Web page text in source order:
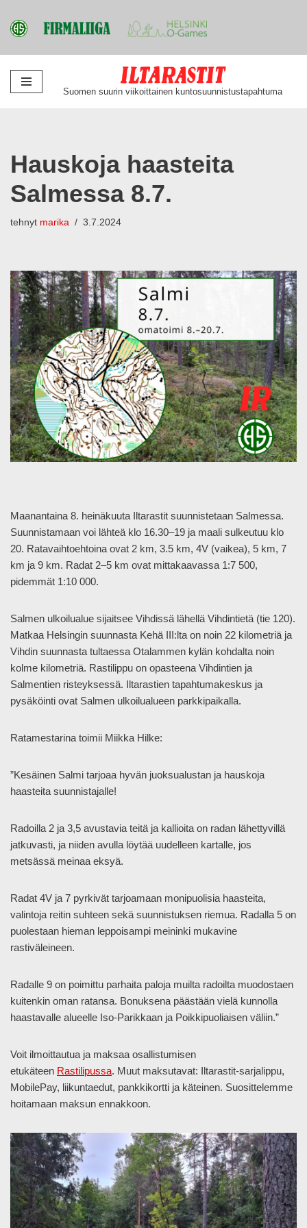
Siirry
Suomen suurin viikoittainen kuntosuunnistustapahtuma
Hauskoja haasteita
Salmessa 8.7.
tehnyt marika 3.7.2024
Maanantaina 8. heinäkuuta Iltarastit suunnistetaan Salmessa.
Suunnistamaan voi lähteä klo 16.30–19 ja maali sulkeutuu klo
20. Ratavaihtoehtoina ovat 2 km, 3.5 km, 4V (vaikea), 5 km, 7
km ja 9 km. Radat 2–5 km ovat mittakaavassa 1:7 500,
pidemmät 1:10 000.
Salmen ulkoilualue sijaitsee Vihdissä lähellä Vihdintietä (tie 120).
Matkaa Helsingin suunnasta Kehä III:lta on noin 22 kilometriä ja
Vihdin suunnasta tultaessa Otalammen kylän kohdalta noin
kolme kilometriä. Rastilippu on opasteena Vihdintien ja
Salmentien risteyksessä. Iltarastien tapahtumakeskus ja
pysäköinti ovat Salmen ulkoilualueen parkkipaikalla.
Ratamestarina toimii Miikka Hilke:
”Kesäinen Salmi tarjoaa hyvän juoksualustan ja hauskoja
haasteita suunnistajalle!
Radoilla 2 ja 3,5 avustavia teitä ja kallioita on radan lähettyvillä
jatkuvasti, ja niiden avulla löytää uudelleen kartalle, jos
metsässä meinaa eksyä.
Radat 4V ja 7 pyrkivät tarjoamaan monipuolisia haasteita,
valintoja reitin suhteen sekä suunnistuksen riemua. Radalla 5 on
puolestaan hieman leppoisampi meininki mukavine
rastiväleineen.
Radalle 9 on poimittu parhaita paloja muilta radoilta muodostaen
kuitenkin oman ratansa. Bonuksena päästään vielä kunnolla
haastavalle alueelle Iso-Parikkaan ja Poikkipuoliaisen väliin.”
Voit ilmoittautua ja maksaa osallistumisen
etukäteen Rastilipussa. Muut maksutavat: Iltarastit-sarjalippu,
MobilePay, liikuntaedut, pankkikortti ja käteinen. Suosittelemme
hoitamaan maksun ennakkoon.